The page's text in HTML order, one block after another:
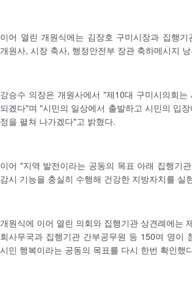
이어 열린 개원식에는 김장호 구미시장과 집행
개원사, 시장 축사, 행정안전부 장관 축하메시지
강승수 의장은 개원사에서 "제10대 구미시의회
되겠다"며 "시민의 일상에서 출발하고 시민의 입
정을 펼쳐 나가겠다"고 밝혔다.
이어 "지역 발전이라는 공동의 목표 아래 집행기
감시 기능을 충실히 수행해 건강한 지방자치를 실
개원식에 이어 열린 의회와 집행기관 상견례에는
회사무국과 집행기관 간부공무원 등 150여 명이
시민 행복이라는 공동의 목표를 다시 한번 확인했